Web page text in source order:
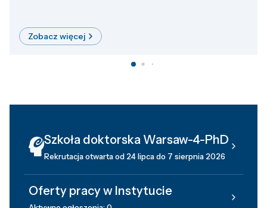
Zobacz więcej
Szkoła doktorska Warsaw-4-PhD
Rekrutacja otwarta od 24 lipca do 7 sierpnia 2026
Oferty pracy w Instytucie